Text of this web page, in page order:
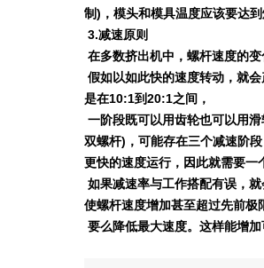
制) ，模头和模具温度应该要达
3.减速原则
在多数挤出机中，螺杆速度的
假如以如此快的速度转动，就
是在10:1到20:1之间，
一阶段既可以用齿轮也可以用
双螺杆) ，可能存在三个减速阶
更快的速度运行，因此就需要
如果减速率与工作搭配有误，
使螺杆速度增加甚至超过先前极
要么降低最大速度。这样能增